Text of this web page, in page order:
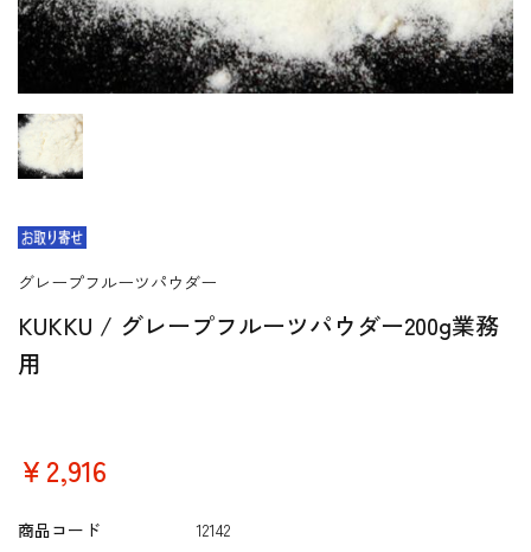
KUKKU / グレープフルーツパウダー200g業務
用
グレープフルーツパウダー
￥2,916
商品コード
12142